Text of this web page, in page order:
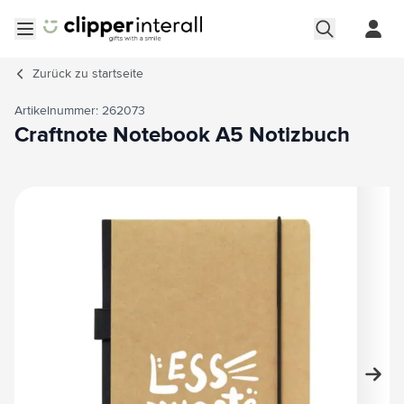
Zurück zu startseite
Artikelnummer: 262073
Craftnote Notebook A5 Notizbuch